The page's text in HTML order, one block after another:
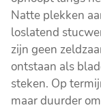
Natte plekken
loslatend
zijn geen
ontstaan als
steken. Op
maar duurder